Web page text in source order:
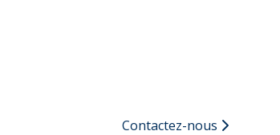
Contactez-nous